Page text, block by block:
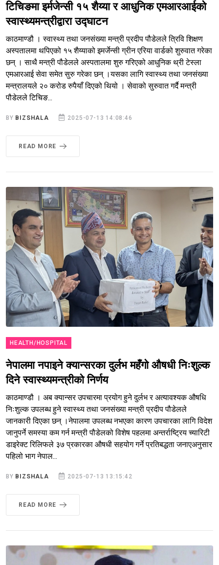
टिचिङमा इर्मजेन्सी १५ शैय्या र आधुनिक एमआरआईको
स्वास्थ्यमन्त्रीद्वारा उद्घाटन
काठमाण्डौ । स्वास्थ्य तथा जनसंख्या मन्त्री प्रदीप पौडेलले त्रिवि शिक्षण
अस्पतालमा थपिएको १५ शैय्याको इमर्जेन्सी ग्रीन एरिया वार्डको शुरुवात गरेका
छन् । साथै मन्त्री पौडेलले अस्पतालमा शुरु गरिएको आधुनिक थ्री टेस्ला
एमआरआई सेवा समेत सुरु गरेका छन् ।यसका लागि स्वास्थ्य तथा जनसंख्या
मन्त्रालयले २० करोड रुपैयाँ दिएको थियो । सेवाको सुरुवात गर्दै मन्त्री
पौडेलले टिचिङ...
BY BIZSHALA 2025-07-13 14:08:46
READ MORE
HEALTH/HOSPITAL
नेपालमा नपाइने क्यान्सरका दुर्लभ महँगो औषधी निःशुल्क
दिने स्वास्थ्यमन्त्रीको निर्णय
काठमाण्डौ । अब क्यान्सर उपचारमा प्रयोग हुने दुर्लभ र अत्यावश्यक औषधि
निःशुल्क उपलब्ध हुने स्वास्थ्य तथा जनसंख्या मन्त्री प्रदीप पौडेलले
जानकारी दिएका छन् ।नेपालमा उपलब्ध नभएका कारण उपचारका लागि विदेश
जानुपर्ने समस्या कम गर्न मन्त्री पौडेलको विशेष पहलमा अन्तर्राष्ट्रिय च्यारिटी
डाइरेक्ट रिलिफले ३७ प्रकारका औषधी सहयोग गर्ने प्रतिबद्धता जनाएअनुसार
पहिलो भाग नेपाल...
BY BIZSHALA 2025-07-13 13:15:42
READ MORE